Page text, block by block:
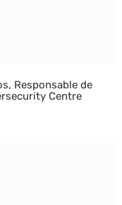
Responsable de
Centre